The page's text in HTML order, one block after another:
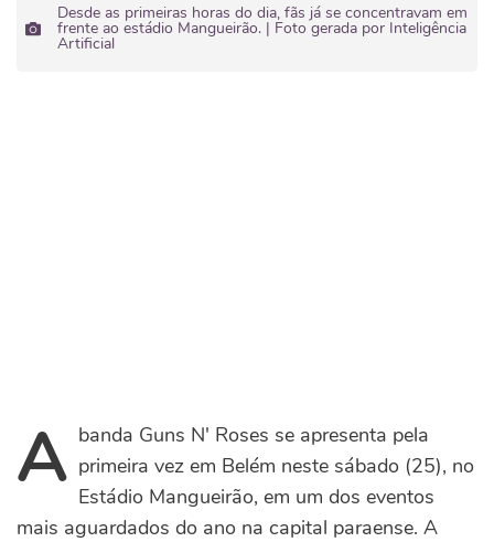
Desde as primeiras horas do dia, fãs já se concentravam em
frente ao estádio Mangueirão. | Foto gerada por Inteligência
Artificial
A banda Guns N' Roses se apresenta pela
primeira vez em Belém neste sábado (25), no
Estádio Mangueirão, em um dos eventos
mais aguardados do ano na capital paraense. A